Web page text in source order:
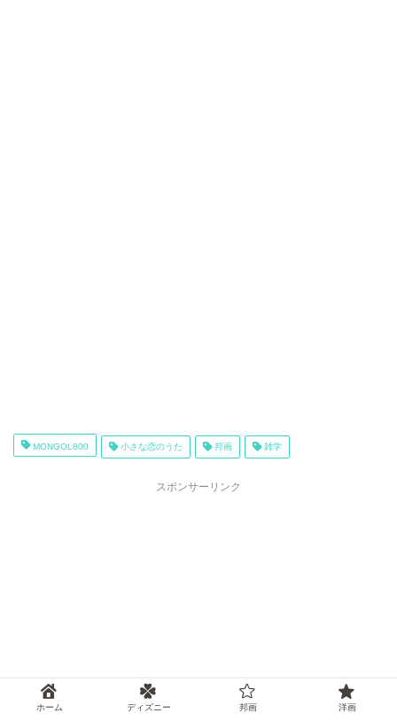
MONGOL800 小さな恋のうた 邦画 雑学
スポンサーリンク
ホーム ディズニー 邦画 洋画